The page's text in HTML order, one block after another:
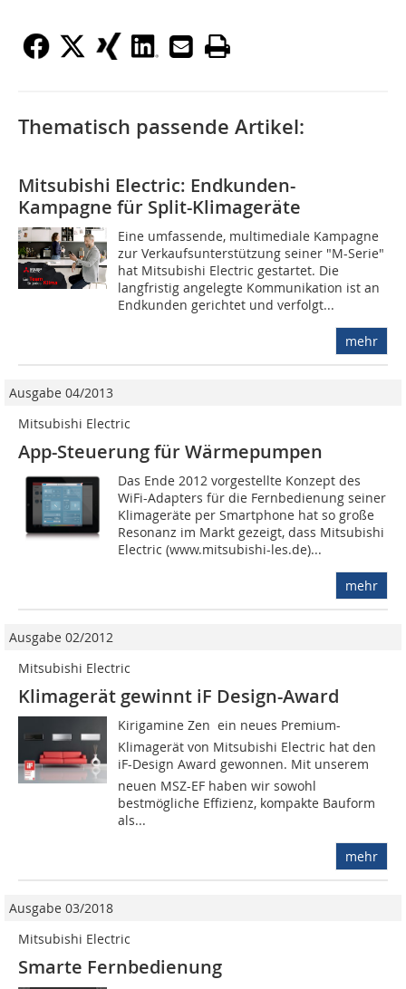
Thematisch passende Artikel:
Mitsubishi Electric: Endkunden-
Kampagne für Split-Klimageräte
Eine umfassende, multimediale Kampagne
zur Verkaufsunterstützung seiner "M-Serie"
hat Mitsubishi Electric gestartet. Die
langfristig angelegte Kommunikation ist an
Endkunden gerichtet und verfolgt...
mehr
Ausgabe 04/2013
Mitsubishi Electric
App-Steuerung für Wärmepumpen
Das Ende 2012 vorgestellte Konzept des
WiFi-Adapters für die Fernbedienung seiner
Klimageräte per Smartphone hat so große
Resonanz im Markt gezeigt, dass Mitsubishi
Electric (www.mitsubishi-les.de)...
mehr
Ausgabe 02/2012
Mitsubishi Electric
Klimagerät gewinnt iF Design-Award
Kirigamine Zen  ein neues Premium-
Klimagerät von Mitsubishi Electric hat den
iF-Design Award gewonnen. Mit unserem
neuen MSZ-EF haben wir sowohl
bestmögliche Effizienz, kompakte Bauform
als...
mehr
Ausgabe 03/2018
Mitsubishi Electric
Smarte Fernbedienung